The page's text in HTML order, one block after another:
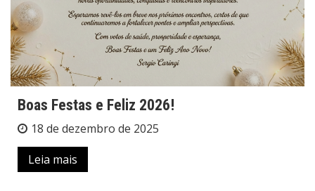
Boas Festas e Feliz 2026!
18 de dezembro de 2025
Leia mais